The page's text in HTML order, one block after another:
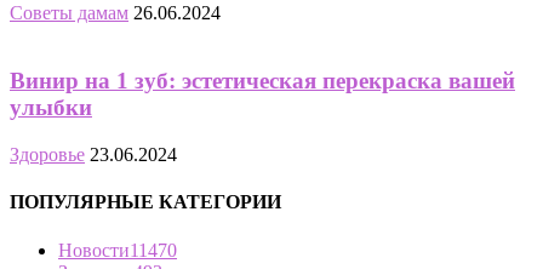
Советы дамам 26.06.2024
Винир на 1 зуб: эстетическая перекраска вашей
улыбки
Здоровье 23.06.2024
ПОПУЛЯРНЫЕ КАТЕГОРИИ
Новости11470